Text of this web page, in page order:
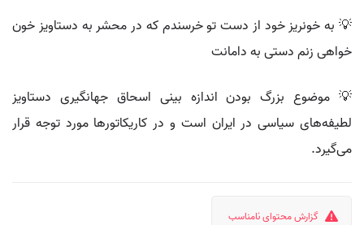
💡 به خونریز خود از دست تو خرسندم که در محشر به دستاویز خون
خواهی زنم دستی به دامانت
💡 موضوع بزرگ بودن اندازه بینی اسحاق جهانگیری دستاویز
لطیفه‌های سیاسی در ایران است و در کاریکاتورها مورد توجه قرار
می‌گیرد.
گزارش محتوای نامناسب